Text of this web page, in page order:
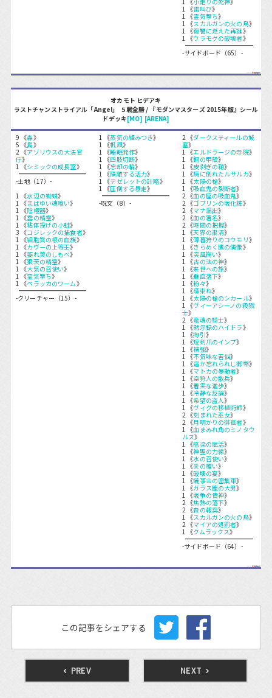
1 《雷叫び》
1 《霊気撃ち》
1 《スカルガンの火の鳥》
1 《復讐に燃えた再誕》
1 《ウラモグの破壊者》
-サイドボード（65）-
オカモト ヒデアキ
ラストチャンストライアル「Angel」 ５戦全勝 / 『モダンマスターズ 2015年版』シール
ドデッキ[MO] [ARENA]
9 《森》
5 《島》
2 《アゾリウスの大法官
庁》
1 《シミックの成長室》
-土地（17）-
1 《水辺の蜘蛛》
1 《まばゆい魂喰い》
1 《陰極器》
1 《雲の精霊》
1 《粘体投げの小蛙》
3 《コジレックの捕食者》
1 《細胞質の根の血族》
1 《カヴーの上等王》
1 《萎れ葉のしもべ》
1 《狼茨の精霊》
1 《大気の召使い》
1 《霊気撃ち》
1 《ペラッカのワーム》
-クリーチャー（15）-
1 《蒸気の絡みつき》
1 《帆凧》
1 《睡眠発作》
1 《四肢切断》
1 《忘却の輪》
1 《隔離する活力》
1 《テゼレットの計略》
1 《圧倒する暴走》
-呪文（8）-
2 《ダークスティールの城
塞》
1 《エルドラージの寺院》
1 《銅の甲殻》
1 《皮剥ぎの鞘》
1 《病に倒れたルサルカ》
1 《太陽の槍》
1 《吸血鬼の裂断者》
2 《血の座の吸血鬼》
2 《ゴブリンの戦化粧》
2 《マナ漏出》
2 《血の署名》
2 《時間の把握》
1 《天界の粛清》
1 《薄暮狩りのコウモリ》
1 《きらめく鷹の偶像》
1 《突風掬い》
1 《古の法の神》
1 《来世への旅》
1 《垂直落下》
1 《粉々》
1 《煙束ね》
1 《太陽の槍のシカール》
1 《ヴィーアシーノの殺戮
士》
2 《竜魂の騎士》
1 《黙示録のハイドラ》
1 《拘引》
1 《短剣爪のインプ》
1 《補強》
1 《不気味な苦悩》
1 《遥か忘れられし御幣》
1 《マトカの暴動者》
1 《空狩人の散兵》
1 《着実な進歩》
1 《冷静な反論》
1 《希望の盗人》
1 《ヴィグの移植術師》
2 《刻まれた巫女》
2 《月明かりの徘徊者》
1 《血まみれ角のミノタウ
ルス》
1 《感染の賦活》
1 《神聖の力線》
1 《水の召使い》
1 《炎の覆い》
1 《破壊の宴》
1 《議事会の密集軍》
1 《ガラス塵の大男》
1 《戦争の貴神》
2 《焦熱の落下》
2 《森の報奨》
1 《スカルガンの火の鳥》
2 《マイアの処罰者》
1 《クムラックス》
-サイドボード（64）-
この記事をシェアする
PREV NEXT